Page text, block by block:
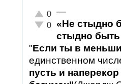
Отлично!
0
Неадекватно!
0
—
«Не стыдно
стыдно быть
"Если ты в
единственном
пусть и